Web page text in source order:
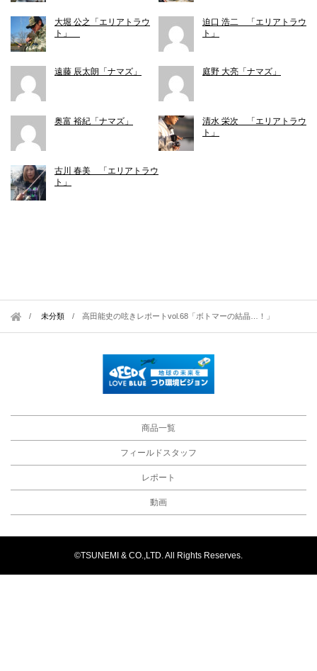
大堀 公之「エリアトラウ
ト」
迫口 浩二 「エリアトラウ
ト」
遠藤 辰太朗「ナマズ」 庭野 大亮「ナマズ」
奥富 裕紀「ナマズ」
清水 栄次 「エリアトラウ
ト」
古川 春美 「エリアトラウ
ト」
未分類 /高田能史の呟きレポートvol.68「ボトマーの結晶…！」
商品一覧
フィールドスタッフ
レポート
動画
©TSUNEMI & CO.,LTD. All Rights Reserves.